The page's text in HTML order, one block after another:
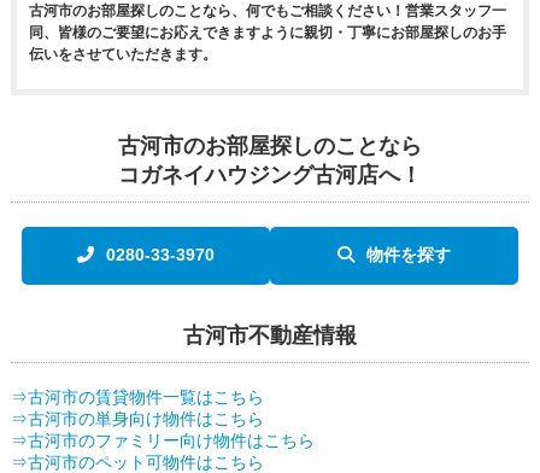
古河市のお部屋探しのことなら、何でもご相談ください！営業スタッフ一
同、皆様のご要望にお応えできますように親切・丁寧にお部屋探しのお手
伝いをさせていただきます。
古河市のお部屋探しのことなら
コガネイハウジング古河店へ！
0280-33-3970 物件を探す
古河市不動産情報
⇒古河市の賃貸物件一覧はこちら
⇒古河市の単身向け物件はこちら
⇒古河市のファミリー向け物件はこちら
⇒古河市のペット可物件はこちら